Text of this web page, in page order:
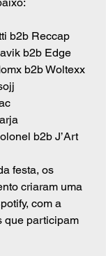
b2b Reccap
b2b Edge
b2b Woltexx
b2b J’Art
festa, os
criaram uma
com a
que participam